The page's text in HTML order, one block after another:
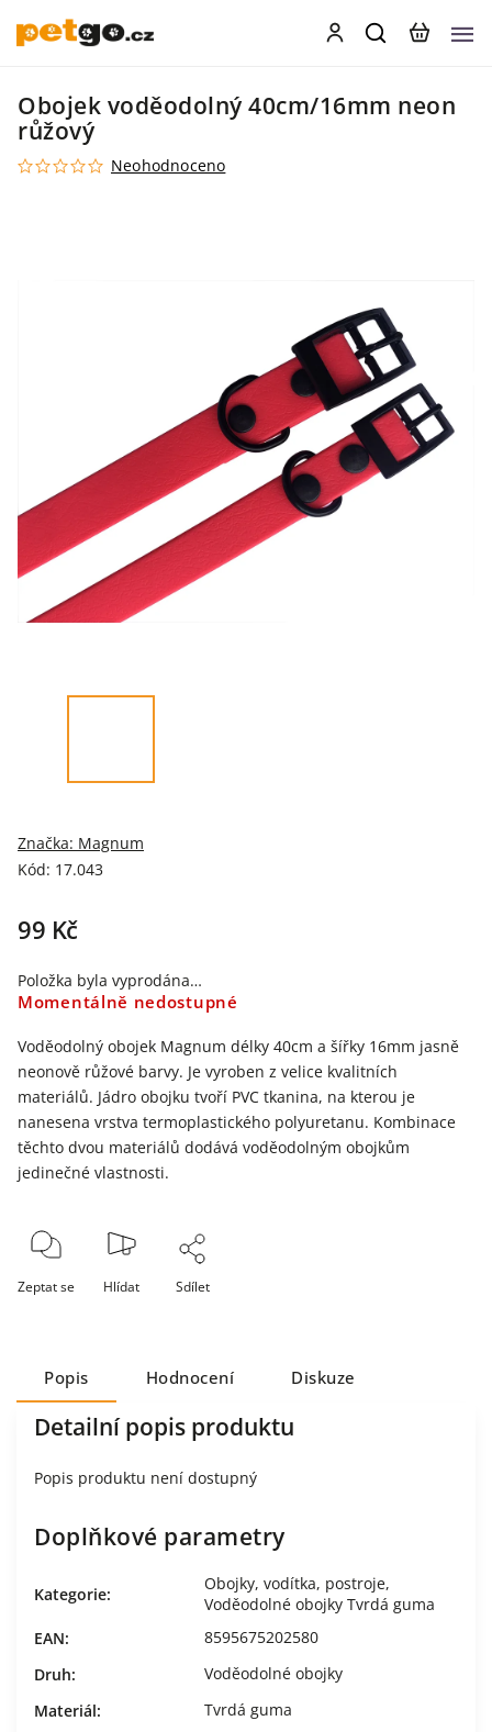
Obojek voděodolný 40cm/16mm neon
růžový
Neohodnoceno
Kód: 17.043
Značka: Magnum
99 Kč
Momentálně nedostupné
Položka byla vyprodána…
Voděodolný obojek Magnum délky 40cm a šířky 16mm jasně
neonově růžové barvy. Je vyroben z velice kvalitních
materiálů. Jádro obojku tvoří PVC tkanina, na kterou je
nanesena vrstva termoplastického polyuretanu. Kombinace
těchto dvou materiálů dodává voděodolným obojkům
jedinečné vlastnosti.
Zeptat se Hlídat Sdílet
Popis Hodnocení Diskuze
Detailní popis produktu
Popis produktu není dostupný
Doplňkové parametry
Kategorie:
Obojky, vodítka, postroje,
Voděodolné obojky Tvrdá guma
EAN:
8595675202580
Druh:
Voděodolné obojky
Materiál:
Tvrdá guma